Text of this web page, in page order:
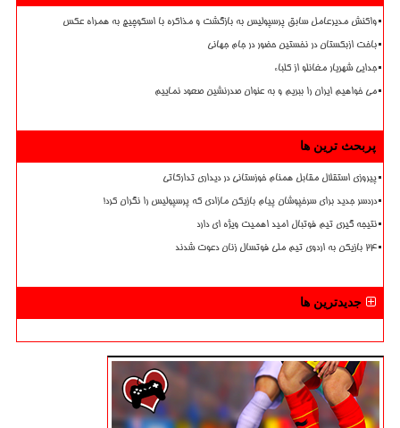
واکنش مدیرعامل سابق پرسپولیس به بازگشت و مذاکره با اسکوچیچ به همراه عکس
باخت ازبکستان در نخستین حضور در جام جهانی
جدایی شهریار مغانلو از کلباء
می خواهیم ایران را ببریم و به عنوان صدرنشین صعود نماییم
پربحث ترین ها
پیروزی استقلال مقابل همنام خوزستانی در دیداری تدارکاتی
دردسر جدید برای سرخپوشان پیام بازیکن مازادی که پرسپولیس را نگران کرد!
نتیجه گیری تیم فوتبال امید اهمیت ویژه ای دارد
۲۴ بازیکن به اردوی تیم ملی فوتسال زنان دعوت شدند
جدیدترین ها